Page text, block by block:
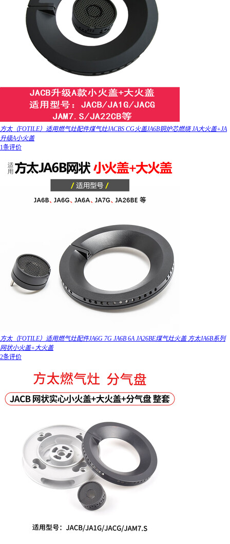
方太（FOTILE）适用燃气灶配件煤气灶JACBS CG火盖JA6B铜炉芯燃烧 JA大火盖+JA
升级A小火盖
1条评价
方太（FOTILE）适用燃气灶配件JA6G 7G JA6B 6A JA26BE煤气灶火盖 方太JA6B系列
网状小火盖+大火盖
2条评价